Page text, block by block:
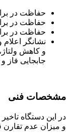
حفاظت در
حفاظت در
حفاظت در
نشانگر
و کاهش
جابجایی فاز
مشخصات فنی
در این دستگاه
و میزان عدم